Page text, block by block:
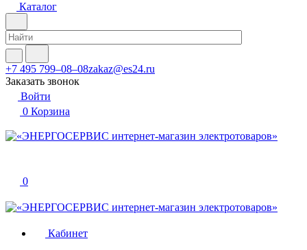
Каталог
+7 495 799–08–08zakaz@es24.ru
Заказать звонок
Войти
0 Корзина
0
Кабинет